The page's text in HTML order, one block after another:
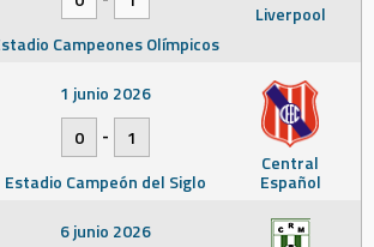
Liverpool
Campeones Olímpicos
Central
Español
1 junio 2026
0
-
1
Estadio Campeón del Siglo
6 junio 2026